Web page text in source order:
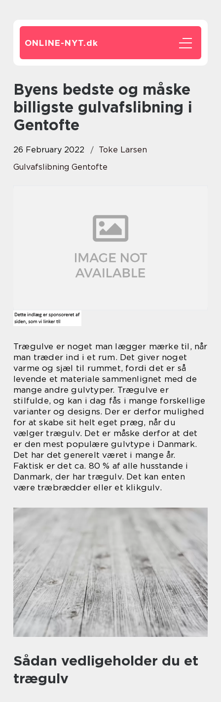
ONLINE-NYT.dk
Byens bedste og måske
billigste gulvafslibning i
Gentofte
26 February 2022
Toke Larsen
Gulvafslibning Gentofte
Trægulve er noget man lægger mærke til, når
man træder ind i et rum. Det giver noget
varme og sjæl til rummet, fordi det er så
levende et materiale sammenlignet med de
mange andre gulvtyper. Trægulve er
stilfulde, og kan i dag fås i mange forskellige
varianter og designs. Der er derfor mulighed
for at skabe sit helt eget præg, når du
vælger trægulv. Det er måske derfor at det
er den mest populære gulvtype i Danmark.
Det har det generelt været i mange år.
Faktisk er det ca. 80 % af alle husstande i
Danmark, der har trægulv. Det kan enten
være træbrædder eller et klikgulv.
Sådan vedligeholder du et
trægulv